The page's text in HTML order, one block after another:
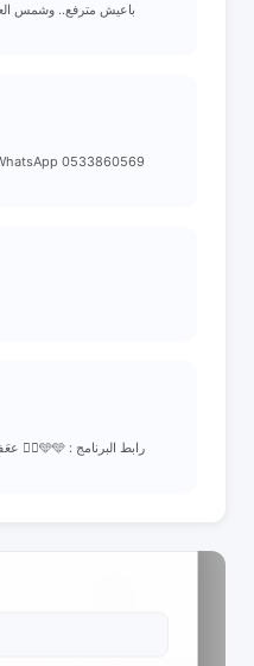
باعيش مترفع.. وشمس
0533860569